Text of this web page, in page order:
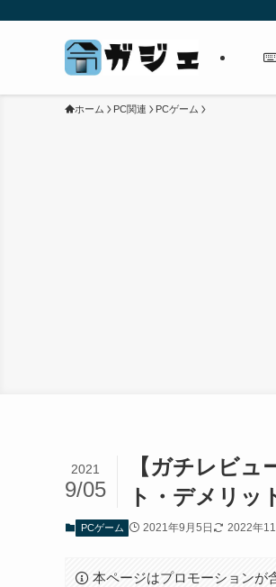
ホーム PC関連 PCゲーム
【ガチレビ
ト・デメリッ
2021
9/05
PCゲーム 2021年9月5日 2022年
本ページはプロモーションが